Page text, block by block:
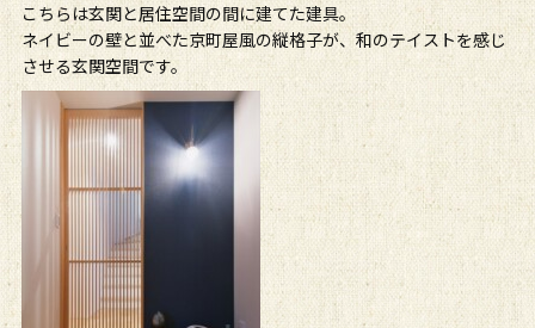
こちらは玄関と居住空間の間に建てた建具。
ネイビーの壁と並べた京町屋風の縦格子が、和のテイストを感じ
させる玄関空間です。